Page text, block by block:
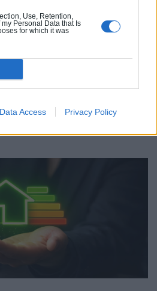
Use, Retention,
Personal Data that Is
for which it was
Data Access Privacy Policy
thermiques : êtes-vous
thermiques s’intensifie
années, les pouvoirs
des logements.